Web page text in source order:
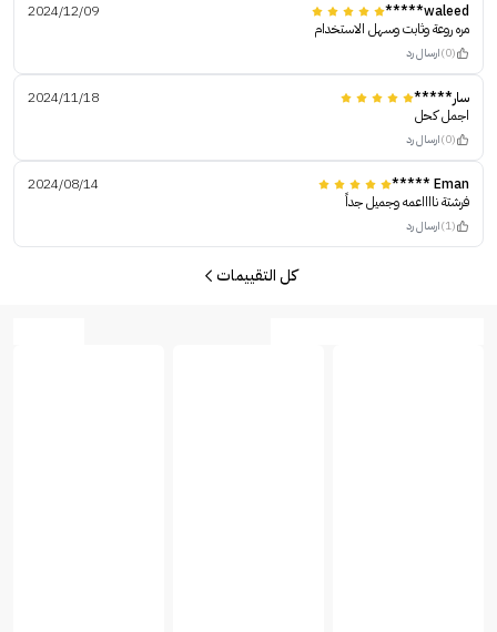
waleed*****
2024/12/09
مره روعة وثابت وسهل الاستخدام
(0) ارسال رد
سار*****
2024/11/18
اجمل كحل
(0) ارسال رد
Eman *****
2024/08/14
فرشتة نااااعمه وجميل جداً
(1) ارسال رد
كل التقييمات